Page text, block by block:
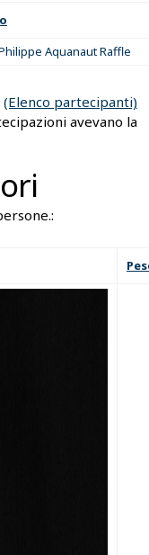
Aquanaut Raffle
(Elenco partecipanti)
avevano la